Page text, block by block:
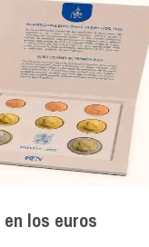
los euros